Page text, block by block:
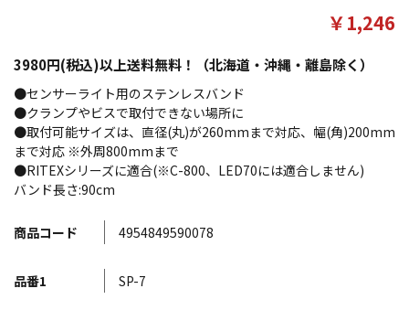
3980円(税込)以上送料無料！（北海道・沖縄・離島除く）
￥1,246
商品コード 4954849590078
品番1 SP-7
●センサーライト用のステンレスバンド
●クランプやビスで取付できない場所に
●取付可能サイズは、直径(丸)が260mmまで対応、幅(角)200mm
まで対応 ※外周800mmまで
●RITEXシリーズに適合(※C-800、LED70には適合しません)
バンド長さ:90cm